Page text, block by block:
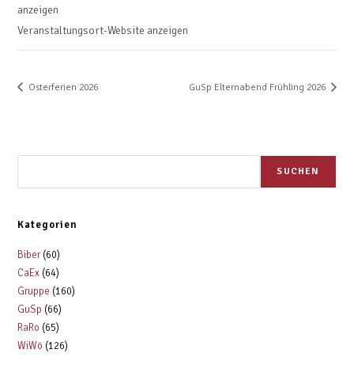
anzeigen
Veranstaltungsort-Website anzeigen
Osterferien 2026 GuSp Elternabend Frühling 2026
SUCHEN
Kategorien
Biber (60)
CaEx (64)
Gruppe (160)
GuSp (66)
RaRo (65)
WiWö (126)